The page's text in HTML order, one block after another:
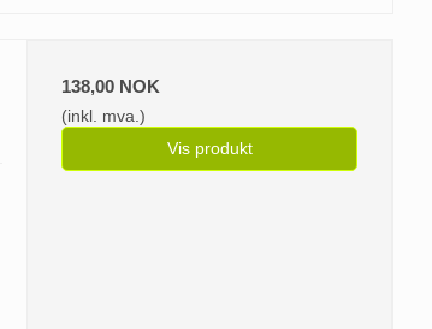
138,00 NOK
(inkl. mva.)
Vis produkt